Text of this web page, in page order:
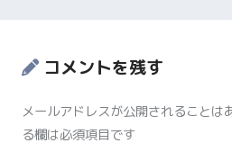
コメントを残す
メールアドレスが公開されることは
る欄は必須項目です